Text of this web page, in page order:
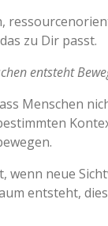
zu Dir passt.
entsteht
Menschen
wenn neue
entsteht,